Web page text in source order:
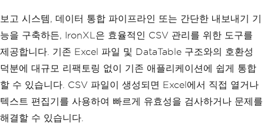
보고 시스템, 데이터 통합 파이프라인 또는 간단한 내보내기 기
능을 구축하든, IronXL은 효율적인 CSV 관리를 위한 도구를
제공합니다. 기존 Excel 파일 및 DataTable 구조와의 호환성
덕분에 대규모 리팩토링 없이 기존 애플리케이션에 쉽게 통합
할 수 있습니다. CSV 파일이 생성되면 Excel에서 직접 열거나
텍스트 편집기를 사용하여 빠르게 유효성을 검사하거나 문제를
해결할 수 있습니다.